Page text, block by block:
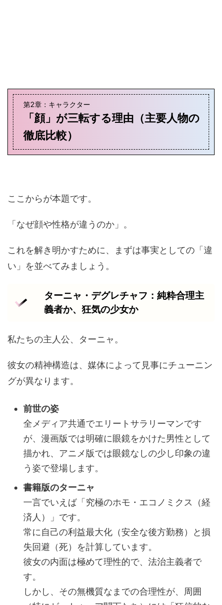
第2章：キャラクター
「顔」が三転する理由（主要人物の
徹底比較）
ここからが本題です。
「なぜ顔や性格が違うのか」。
これを解き明かすために、まずは事実としての「違
い」を並べてみましょう。
ターニャ・デグレチャフ：純粋合理主
義者か、狂気の少女か
私たちの主人公、ターニャ。
彼女の精神構造は、媒体によって見事にチューニン
グが異なります。
前世の姿
全メディア共通でエリートサラリーマンです
が、漫画版では明確に眼鏡をかけた男性として
描かれ、アニメ版では眼鏡なしの少し印象の違
う姿で登場します。
書籍版のターニャ
一言でいえば「究極のホモ・エコノミクス（経
済人）」です。
常に自己の利益最大化（安全な後方勤務）と損
失回避（死）を計算しています。
彼女の内面は極めて理性的で、法治主義者で
す。
しかし、その無機質なまでの合理性が、周囲